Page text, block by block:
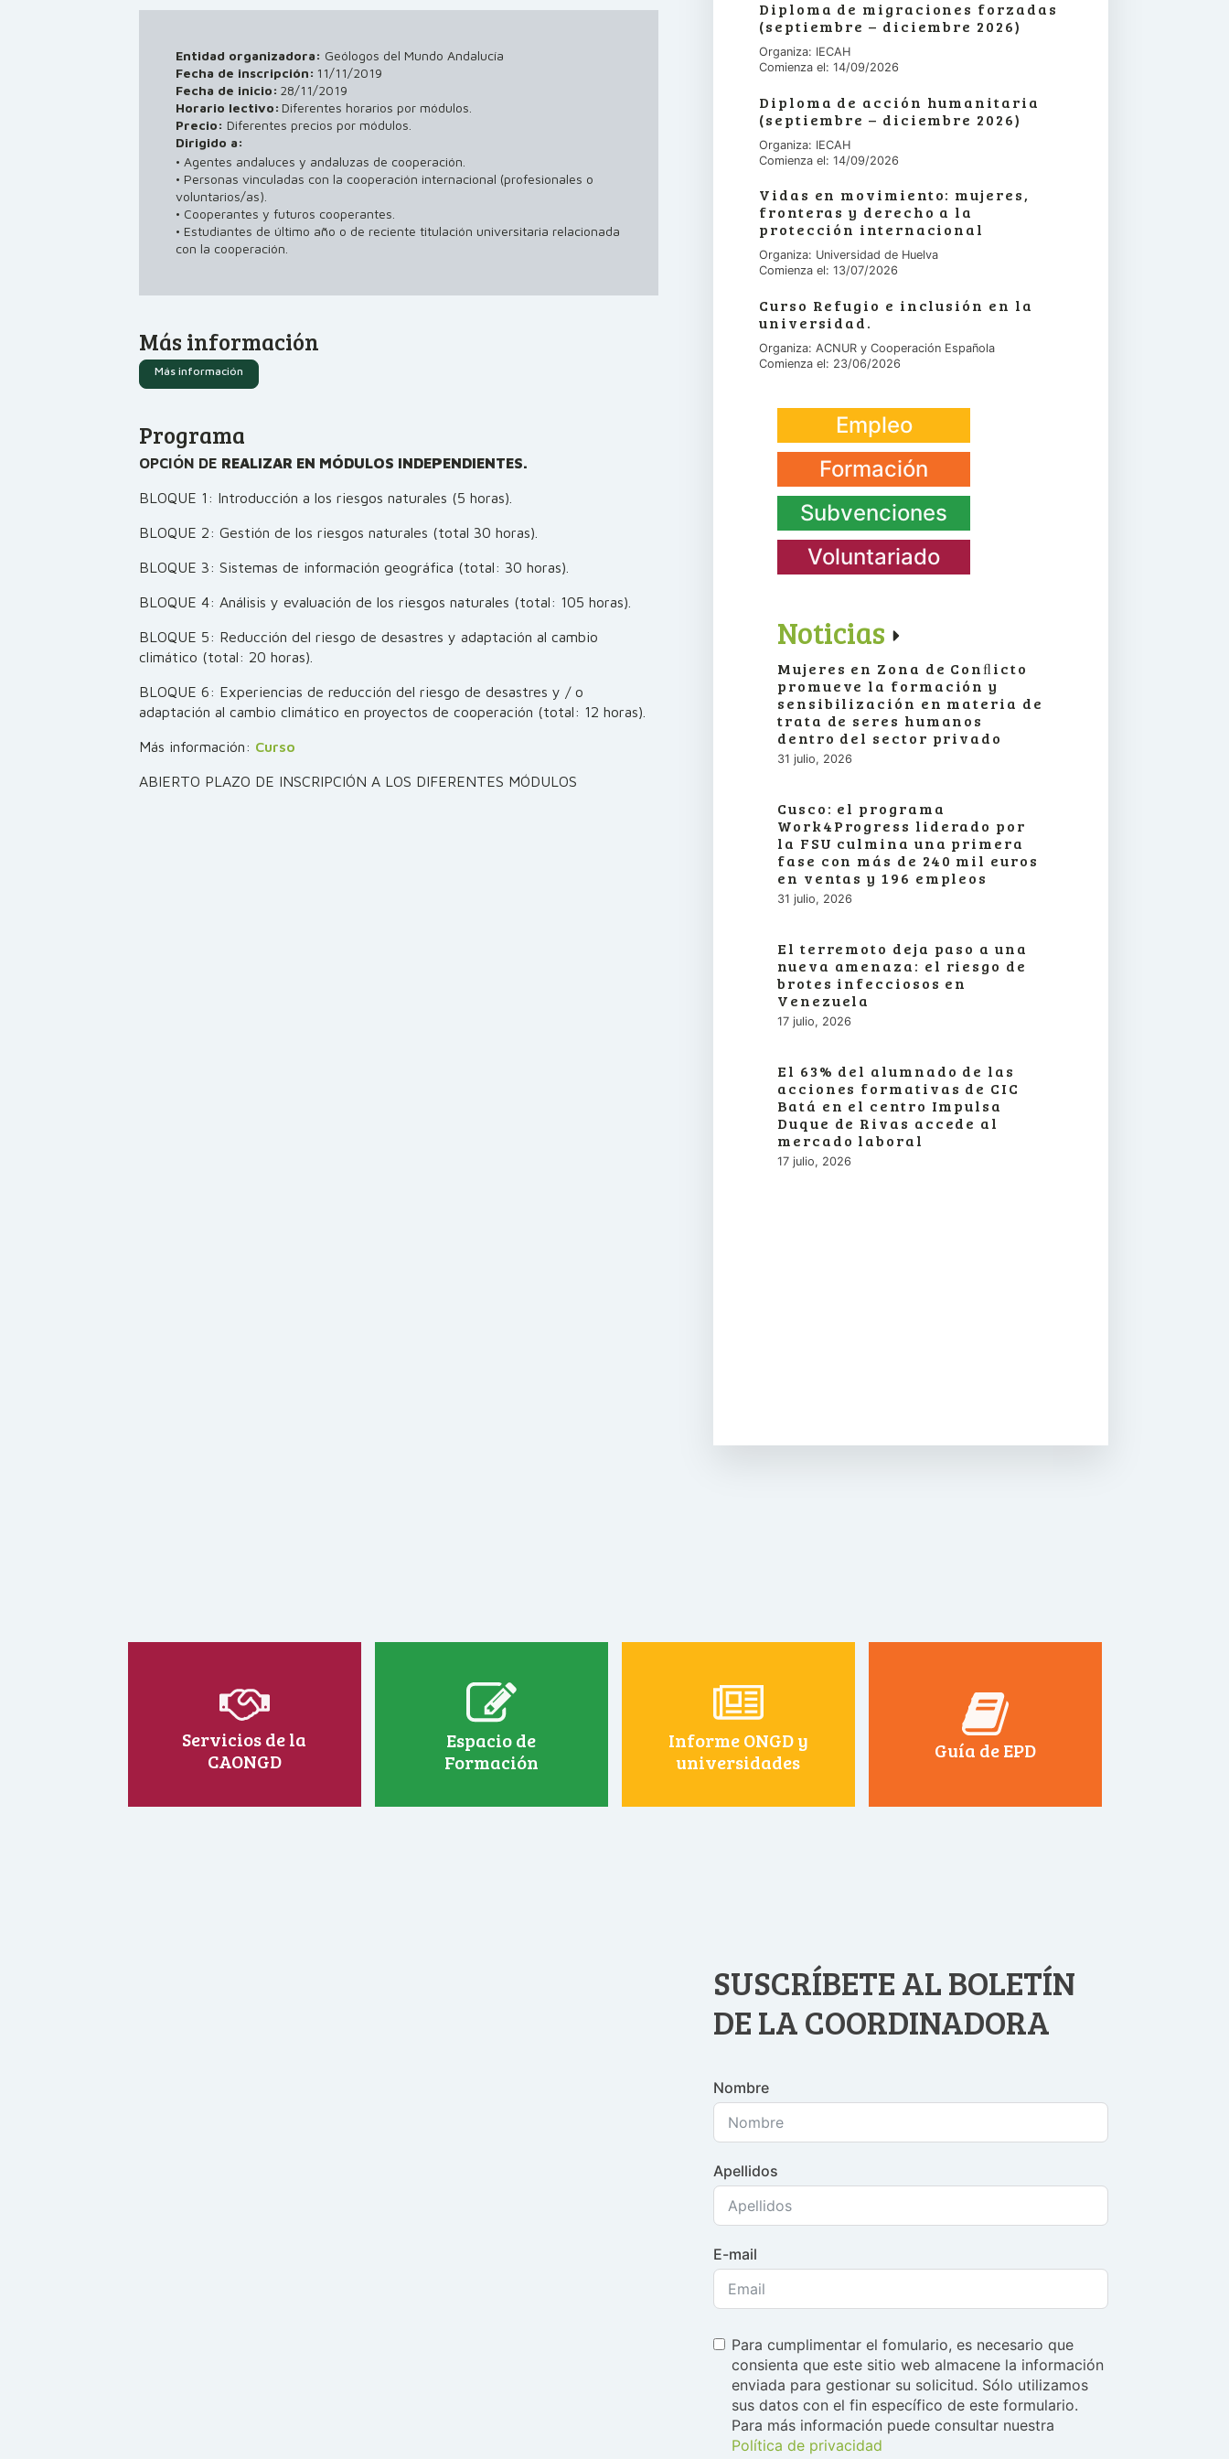
Entidad organizadora: Geólogos del Mundo Andalucía
Fecha de inscripción: 11/11/2019
Fecha de inicio: 28/11/2019
Horario lectivo: Diferentes horarios por módulos.
Precio: Diferentes precios por módulos.
Dirigido a:
• Agentes andaluces y andaluzas de cooperación.
• Personas vinculadas con la cooperación internacional (profesionales o
voluntarios/as).
• Cooperantes y futuros cooperantes.
• Estudiantes de último año o de reciente titulación universitaria relacionada
con la cooperación.
Más información
Más información
Programa
OPCIÓN DE REALIZAR EN MÓDULOS INDEPENDIENTES.
BLOQUE 1: Introducción a los riesgos naturales (5 horas).
BLOQUE 2: Gestión de los riesgos naturales (total 30 horas).
BLOQUE 3: Sistemas de información geográfica (total: 30 horas).
BLOQUE 4: Análisis y evaluación de los riesgos naturales (total: 105 horas).
BLOQUE 5: Reducción del riesgo de desastres y adaptación al cambio
climático (total: 20 horas).
BLOQUE 6: Experiencias de reducción del riesgo de desastres y / o
adaptación al cambio climático en proyectos de cooperación (total: 12 horas).
Más información: Curso
ABIERTO PLAZO DE INSCRIPCIÓN A LOS DIFERENTES MÓDULOS
Diploma de migraciones forzadas
(septiembre – diciembre 2026)
Organiza: IECAH
Comienza el: 14/09/2026
Diploma de acción humanitaria
(septiembre – diciembre 2026)
Organiza: IECAH
Comienza el: 14/09/2026
Vidas en movimiento: mujeres,
fronteras y derecho a la
protección internacional
Organiza: Universidad de Huelva
Comienza el: 13/07/2026
Curso Refugio e inclusión en la
universidad.
Organiza: ACNUR y Cooperación Española
Comienza el: 23/06/2026
Empleo
Formación
Subvenciones
Voluntariado
Noticias
Mujeres en Zona de Conﬂicto
promueve la formación y
sensibilización en materia de
trata de seres humanos
dentro del sector privado
31 julio, 2026
Cusco: el programa
Work4Progress liderado por
la FSU culmina una primera
fase con más de 240 mil euros
en ventas y 196 empleos
31 julio, 2026
El terremoto deja paso a una
nueva amenaza: el riesgo de
brotes infecciosos en
Venezuela
17 julio, 2026
El 63% del alumnado de las
acciones formativas de CIC
Batá en el centro Impulsa
Duque de Rivas accede al
mercado laboral
17 julio, 2026
Servicios de la
CAONGD
Espacio de
Formación
Informe ONGD y
universidades
Guía de EPD
SUSCRÍBETE AL BOLETÍN
DE LA COORDINADORA
Nombre
Apellidos
E-mail
Para cumplimentar el fomulario, es necesario que
consienta que este sitio web almacene la información
enviada para gestionar su solicitud. Sólo utilizamos
sus datos con el fin específico de este formulario.
Para más información puede consultar nuestra
Política de privacidad